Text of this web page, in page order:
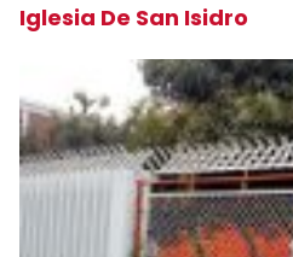
Iglesia De San Isidro